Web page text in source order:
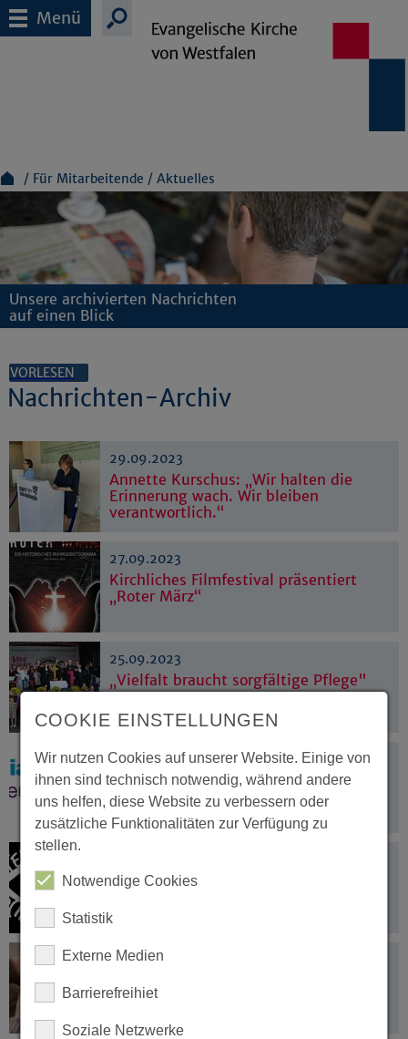
Menü
Für Mitarbeitende Aktuelles
Unsere archivierten Nachrichten
auf einen Blick
VORLESEN
Nachrichten-Archiv
29.09.2023
Annette Kurschus: „Wir halten die
Erinnerung wach. Wir bleiben
verantwortlich.“
27.09.2023
Kirchliches Filmfestival präsentiert
„Roter März“
25.09.2023
„Vielfalt braucht sorgfältige Pflege"
22.09.2023
„Freiheit ist keine Freiheit, wenn die
soziale Frage nicht gelöst ist“
Bundesweiter Auftakt der
21.09.2023
Tagung
COOKIE EINSTELLUNGEN
Wir nutzen Cookies auf unserer Website. Einige von
ihnen sind technisch notwendig, während andere
uns helfen, diese Website zu verbessern oder
zusätzliche Funktionalitäten zur Verfügung zu
stellen.
Notwendige Cookies
Statistik
Externe Medien
Barrierefreihiet
Soziale Netzwerke